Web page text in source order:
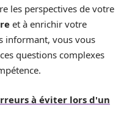
les perspectives de votre
et à enrichir votre
informant, vous vous
questions complexes
à éviter lors d'un